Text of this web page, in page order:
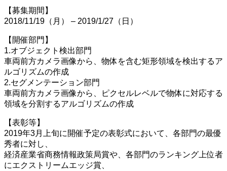
【募集期間】
2018/11/19（月） – 2019/1/27（日）
【開催部門】
1.オブジェクト検出部門
車両前方カメラ画像から、物体を含む矩形領域を検出するア
ルゴリズムの作成
2.セグメンテーション部門
車両前方カメラ画像から、ピクセルレベルで物体に対応する
領域を分割するアルゴリズムの作成
【表彰等】
2019年3月上旬に開催予定の表彰式において、各部門の最優
秀者に対し、
経済産業省商務情報政策局賞や、各部門のランキング上位者
にエクストリームエッジ賞、